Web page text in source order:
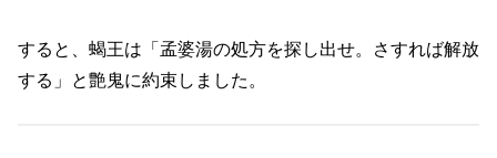
すると、蝎王は「孟婆湯の処方を探し出せ。さすれば解放
する」と艶鬼に約束しました。